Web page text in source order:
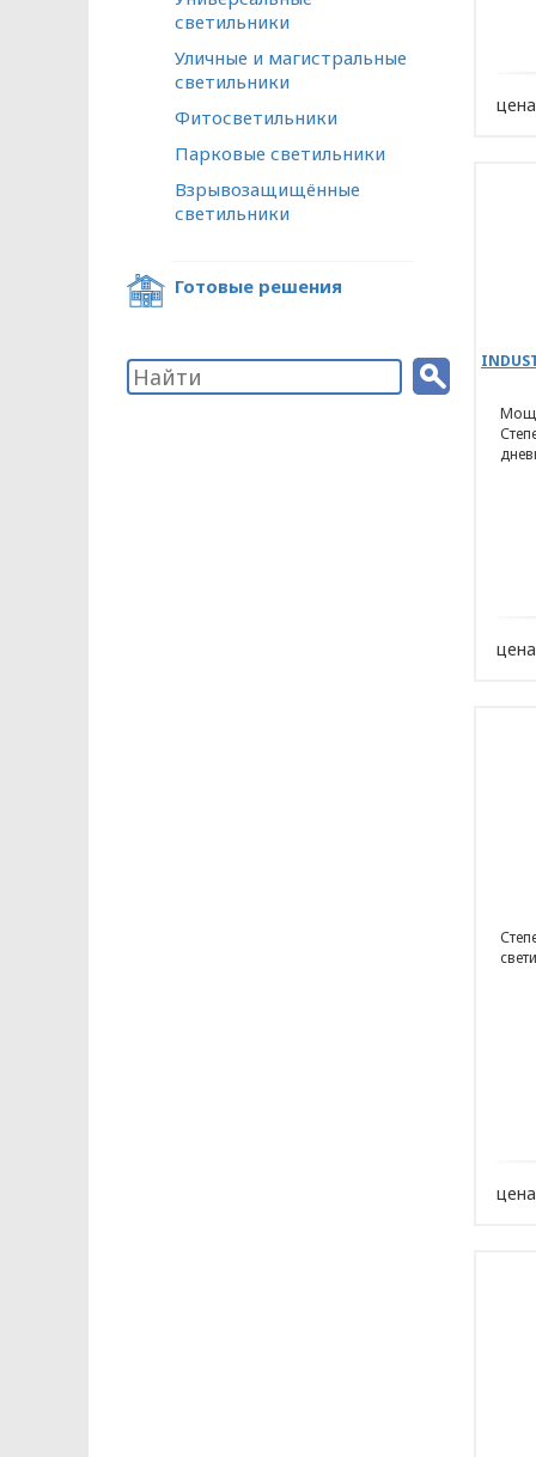
светильники
Уличные и магистральные
светильники
Фитосветильники
Парковые светильники
Взрывозащищённые
светильники
Готовые решения
ПОЛИТИКА
В отношении
Общество с ограниченной